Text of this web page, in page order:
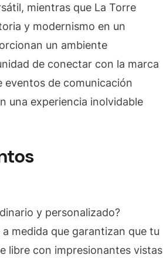
mientras que La Torre
y modernismo en un
un ambiente
de conectar con la marca
eventos de comunicación
una experiencia inolvidable
y personalizado?
medida que garantizan que tu
libre con impresionantes vistas